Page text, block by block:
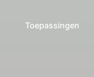
Toepassingen